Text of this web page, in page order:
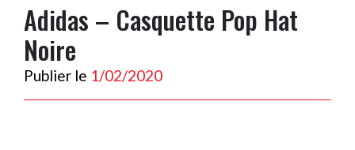
Adidas – Casquette Pop Hat
Noire
Publier le 1/02/2020